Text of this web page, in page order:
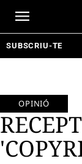
SUBSCRIU-TE
OPINIÓ